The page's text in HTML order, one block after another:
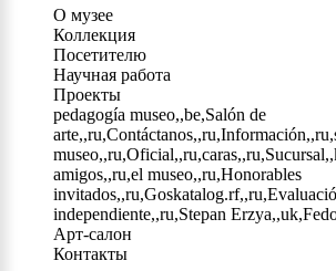
О музее
Коллекция
Посетителю
Научная работа
Проекты
pedagogía museo,,be,Salón de
amigos,,ru,el museo,,ru,Honorables
independiente,,ru,Stepan
Арт-салон
Контакты